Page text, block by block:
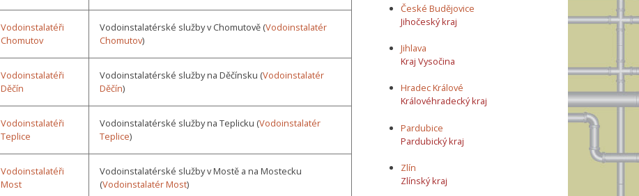
Vodoinstalatéři
Chomutov
Vodoinstalatérské služby v Chomutově (Vodoinstalatér
Chomutov)
Vodoinstalatéři
Děčín
Vodoinstalatérské služby na Děčínsku (Vodoinstalatér
Děčín)
Vodoinstalatéři
Teplice
Vodoinstalatérské služby na Teplicku (Vodoinstalatér
Teplice)
Vodoinstalatéři
Most
Vodoinstalatérské služby v Mostě a na Mostecku
(Vodoinstalatér Most)
České Budějovice
Jihočeský kraj
Jihlava
Kraj Vysočina
Hradec Králové
Královéhradecký kraj
Pardubice
Pardubický kraj
Zlín
Zlínský kraj